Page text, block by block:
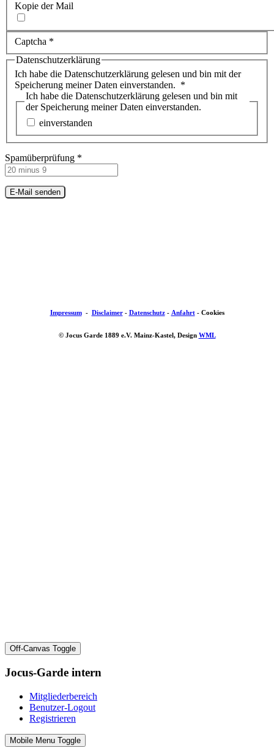
Kopie der Mail
Captcha *
Datenschutzerklärung
Ich habe die Datenschutzerklärung gelesen und bin mit der
Speicherung meiner Daten einverstanden. *
Ich habe die Datenschutzerklärung gelesen und bin mit
der Speicherung meiner Daten einverstanden.
einverstanden
Spamüberprüfung *
E-Mail senden
Impressum- Disclaimer- Datenschutz- Anfahrt- Cookies
© Jocus Garde 1889 e.V. Mainz-Kastel, Design WML
Off-Canvas Toggle
Jocus-Garde intern
Mitgliederbereich
Benutzer-Logout
Registrieren
Mobile Menu Toggle